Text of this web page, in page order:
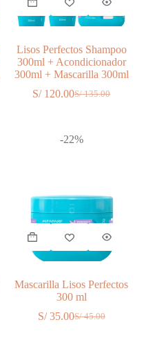
Lisos Perfectos Shampoo
300ml + Acondicionador
300ml + Mascarilla 300ml
S/135.00
El
era:
S/120.00El
es:
-22%
Mascarilla Lisos Perfectos
300 ml
S/45.00
El
S/35.00El